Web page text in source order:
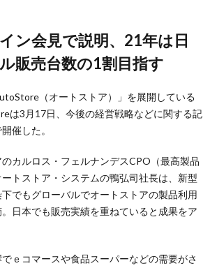
販売台数の1割目指す
（オートストア）」を展開している
は3月17日、今後の経営戦略などに関する記
催した。
カルロス・フェルナンデスCPO（最高製品
トストア・システムの鴨弘司社長は、新型
でもグローバルでオートストアの製品利用
日本でも販売実績を重ねていると成果をア
ｅコマースや食品スーパーなどの需要がさ